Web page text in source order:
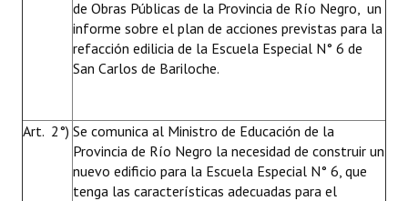
de Obras Públicas de la Provincia de Río Negro, un
informe sobre el plan de acciones previstas para la
refacción edilicia de la Escuela Especial N° 6 de
San Carlos de Bariloche.
Art. 2°) Se comunica al Ministro de Educación de la
Provincia de Río Negro la necesidad de construir un
nuevo edificio para la Escuela Especial N° 6, que
tenga las características adecuadas para el